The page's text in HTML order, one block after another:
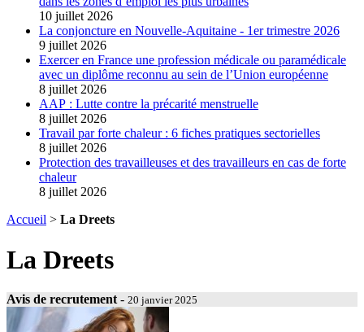
10 juillet 2026
La conjoncture en Nouvelle-Aquitaine - 1er trimestre 2026
9 juillet 2026
Exercer en France une profession médicale ou paramédicale
avec un diplôme reconnu au sein de l’Union européenne
8 juillet 2026
AAP : Lutte contre la précarité menstruelle
8 juillet 2026
Travail par forte chaleur : 6 fiches pratiques sectorielles
8 juillet 2026
Protection des travailleuses et des travailleurs en cas de forte
chaleur
8 juillet 2026
Accueil > La Dreets
La Dreets
Avis de recrutement - 20 janvier 2025